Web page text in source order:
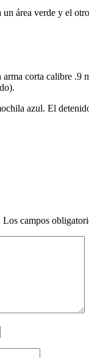
área verde y el
corta calibre .9
azul. El
Los campos